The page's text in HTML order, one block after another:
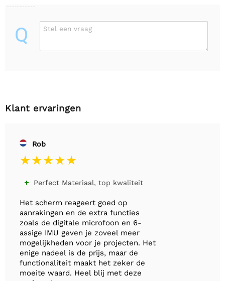
Q Stel een vraag
Klant ervaringen
Rob
 Perfect Materiaal, top kwaliteit
Het scherm reageert goed op
aanrakingen en de extra functies
zoals de digitale microfoon en 6-
assige IMU geven je zoveel meer
mogelijkheden voor je projecten. Het
enige nadeel is de prijs, maar de
functionaliteit maakt het zeker de
moeite waard. Heel blij met deze